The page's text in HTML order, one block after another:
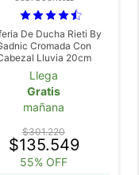
De Ducha Rieti By
Cromada Con
Lluvia 20cm
Duchador Mano Altura
80 A 120cm Acero
Inoxidable
Llega
Gratis
mañana
$301.220
$135.549
55% OFF